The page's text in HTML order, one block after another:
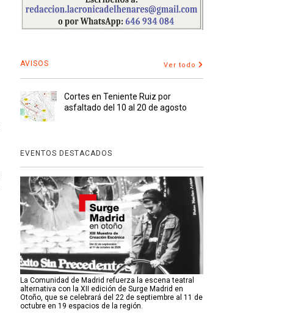
AVISOS Ver todo
Cortes en Teniente Ruiz por
asfaltado del 10 al 20 de agosto
EVENTOS DESTACADOS
La Comunidad de Madrid refuerza la escena teatral
alternativa con la XII edición de Surge Madrid en
Otoño, que se celebrará del 22 de septiembre al 11 de
octubre en 19 espacios de la región.